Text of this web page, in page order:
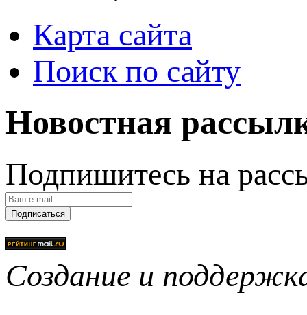
Карта сайта
Поиск по сайту
Новостная
Подпишитесь на
Подписаться
Создание и